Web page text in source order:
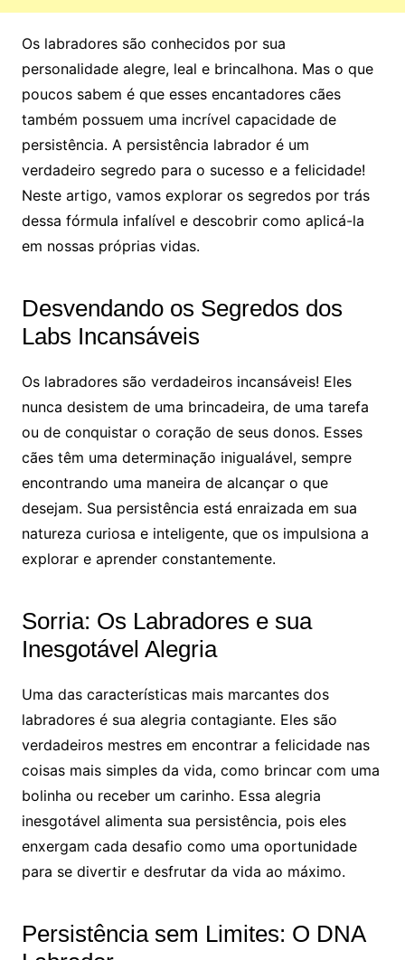
Os labradores são conhecidos por sua
personalidade alegre, leal e brincalhona. Mas o que
poucos sabem é que esses encantadores cães
também possuem uma incrível capacidade de
persistência. A persistência labrador é um
verdadeiro segredo para o sucesso e a felicidade!
Neste artigo, vamos explorar os segredos por trás
dessa fórmula infalível e descobrir como aplicá-la
em nossas próprias vidas.
Desvendando os Segredos dos
Labs Incansáveis
Os labradores são verdadeiros incansáveis! Eles
nunca desistem de uma brincadeira, de uma tarefa
ou de conquistar o coração de seus donos. Esses
cães têm uma determinação inigualável, sempre
encontrando uma maneira de alcançar o que
desejam. Sua persistência está enraizada em sua
natureza curiosa e inteligente, que os impulsiona a
explorar e aprender constantemente.
Sorria: Os Labradores e sua
Inesgotável Alegria
Uma das características mais marcantes dos
labradores é sua alegria contagiante. Eles são
verdadeiros mestres em encontrar a felicidade nas
coisas mais simples da vida, como brincar com uma
bolinha ou receber um carinho. Essa alegria
inesgotável alimenta sua persistência, pois eles
enxergam cada desafio como uma oportunidade
para se divertir e desfrutar da vida ao máximo.
Persistência sem Limites: O DNA